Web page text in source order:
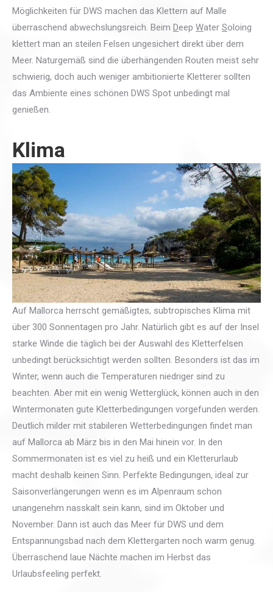
Möglichkeiten für DWS machen das Klettern auf Malle
überraschend abwechslungsreich. Beim Deep Water Soloing
klettert man an steilen Felsen ungesichert direkt über dem
Meer. Naturgemäß sind die überhängenden Routen meist sehr
schwierig, doch auch weniger ambitionierte Kletterer sollten
das Ambiente eines schönen DWS Spot unbedingt mal
genießen.
Klima
Auf Mallorca herrscht gemäßigtes, subtropisches Klima mit
über 300 Sonnentagen pro Jahr. Natürlich gibt es auf der Insel
starke Winde die täglich bei der Auswahl des Kletterfelsen
unbedingt berücksichtigt werden sollten. Besonders ist das im
Winter, wenn auch die Temperaturen niedriger sind zu
beachten. Aber mit ein wenig Wetterglück, können auch in den
Wintermonaten gute Kletterbedingungen vorgefunden werden.
Deutlich milder mit stabileren Wetterbedingungen findet man
auf Mallorca ab März bis in den Mai hinein vor. In den
Sommermonaten ist es viel zu heiß und ein Kletterurlaub
macht deshalb keinen Sinn. Perfekte Bedingungen, ideal zur
Saisonverlängerungen wenn es im Alpenraum schon
unangenehm nasskalt sein kann, sind im Oktober und
November. Dann ist auch das Meer für DWS und dem
Entspannungsbad nach dem Klettergarten noch warm genug.
Überraschend laue Nächte machen im Herbst das
Urlaubsfeeling perfekt.